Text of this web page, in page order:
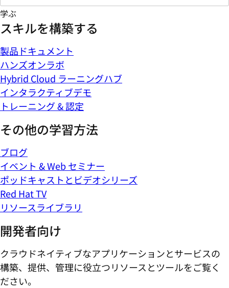
学ぶ
スキルを構築する
製品ドキュメント
ハンズオンラボ
Hybrid Cloud ラーニングハブ
インタラクティブデモ
トレーニング & 認定
その他の学習方法
ブログ
イベント & Web セミナー
ポッドキャストとビデオシリーズ
Red Hat TV
リソースライブラリ
開発者向け
クラウドネイティブなアプリケーションとサービスの
構築、提供、管理に役立つリソースとツールをご覧く
ださい。